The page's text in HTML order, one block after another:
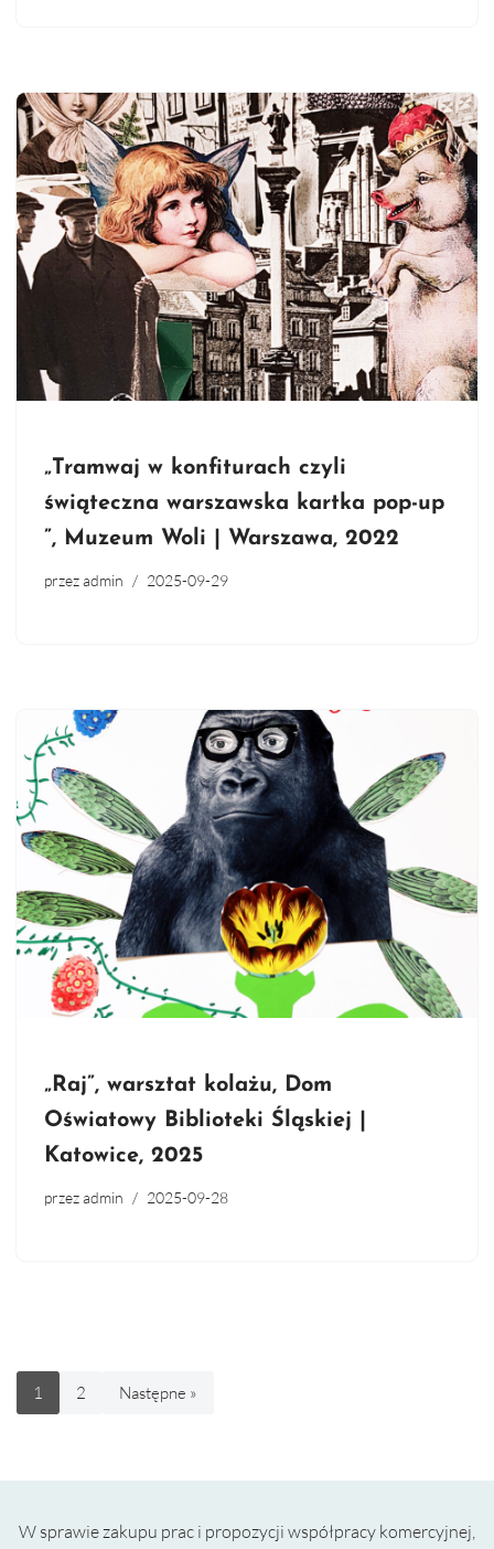
„Tramwaj w konfiturach czyli
świąteczna warszawska kartka pop-up
”, Muzeum Woli | Warszawa, 2022
przezadmin 2025-09-29
„Raj”, warsztat kolażu, Dom
Oświatowy Biblioteki Śląskiej |
Katowice, 2025
przezadmin 2025-09-28
1 2 Następne »
W sprawie zakupu prac i propozycji współpracy komercyjnej,